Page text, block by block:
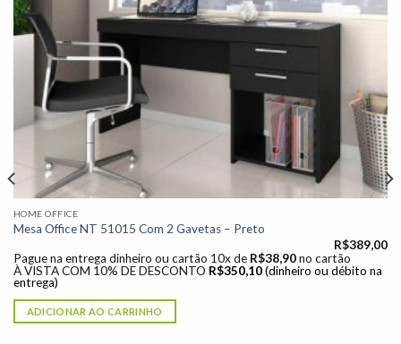
Adicionar
HOME OFFICE
Mesa Office NT 51015 Com 2 Gavetas – Preto
R$389,00
Pague na entrega dinheiro ou cartão 10x de R$38,90 no cartão
À VISTA COM 10% DE DESCONTO R$350,10 (dinheiro ou débito na
entrega)
ADICIONAR AO CARRINHO